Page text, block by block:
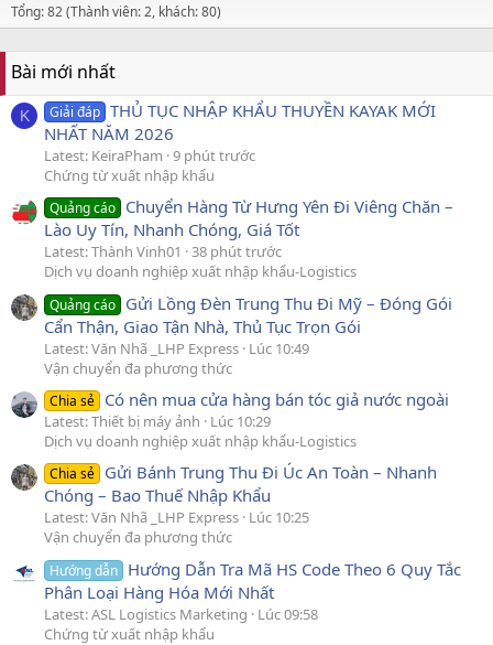
Tổng: 82 (Thành viên: 2, khách: 80)
Bài mới nhất
K Giải đáp THỦ TỤC NHẬP KHẨU THUYỀN KAYAK MỚI
NHẤT NĂM 2026
Latest: KeiraPham 9 phút trước
Chứng từ xuất nhập khẩu
Quảng cáo Chuyển Hàng Từ Hưng Yên Đi Viêng Chăn –
Lào Uy Tín, Nhanh Chóng, Giá Tốt
Latest: Thành Vinh01
38 phút trước
Dịch vụ doanh nghiệp xuất nhập khẩu-Logistics
Quảng cáo Gửi Lồng Đèn Trung Thu Đi Mỹ – Đóng Gói
Cẩn Thận, Giao Tận Nhà, Thủ Tục Trọn Gói
Latest: Văn Nhã _LHP Express Lúc 10:49
Vận chuyển đa phương thức
Chia sẻ Có nên mua cửa hàng bán tóc giả nước ngoài
Latest: Thiết bị máy ảnh
Lúc 10:29
Dịch vụ doanh nghiệp xuất nhập khẩu-Logistics
Chia sẻ Gửi Bánh Trung Thu Đi Úc An Toàn – Nhanh
Chóng – Bao Thuế Nhập Khẩu
Latest: Văn Nhã _LHP Express Lúc 10:25
Vận chuyển đa phương thức
Hướng dẫn Hướng Dẫn Tra Mã HS Code Theo 6 Quy Tắc
Phân Loại Hàng Hóa Mới Nhất
Latest: ASL Logistics Marketing
Lúc 09:58
Chứng từ xuất nhập khẩu